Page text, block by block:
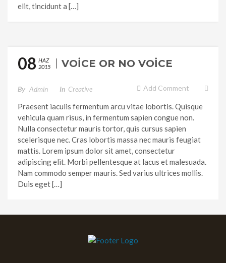
elit, tincidunt a […]
08 HAZ
2015
VOICE OR NO VOICE
By Admin In Creative Add Comment
Praesent iaculis fermentum arcu vitae lobortis. Quisque
vehicula quam risus, in fermentum sapien congue non.
Nulla consectetur mauris tortor, quis cursus sapien
scelerisque nec. Cras lobortis massa nec mauris feugiat
mattis. Lorem ipsum dolor sit amet, consectetur
adipiscing elit. Morbi pellentesque at lacus et malesuada.
Nam commodo semper mauris. Sed varius ultrices mollis.
Duis eget […]